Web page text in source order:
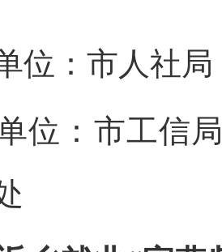
：市人社局
：市工信局